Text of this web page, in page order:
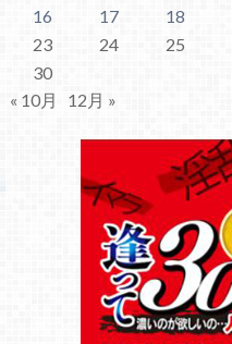
16
17 18
23
24 25
30
« 10月
12月 »